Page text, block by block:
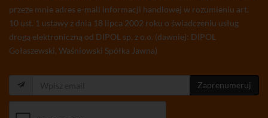
przeze mnie adres e-mail informacji handlowej w rozumieniu art.
10 ust. 1 ustawy z dnia 18 lipca 2002 roku o świadczeniu usług
drogą elektroniczną od DIPOL sp. z o.o. (dawniej: DIPOL
Gołaszewski, Waśniowski Spółka Jawna)
Zaprenumeruj